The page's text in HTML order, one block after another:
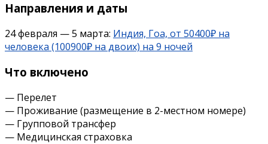
Направления и даты
24 февраля — 5 марта: Индия, Гоа, от 50400₽ на
человека (100900₽ на двоих) на 9 ночей
Что включено
— Перелет
— Проживание (размещение в 2-местном номере)
— Групповой трансфер
— Медицинская страховка